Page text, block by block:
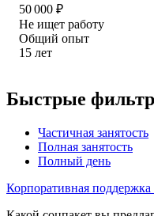
50 000 ₽
Не ищет работу
Общий опыт
15 лет
Быстрые
Частичная занятость
Полная занятость
Полный день
Корпоративная поддержка